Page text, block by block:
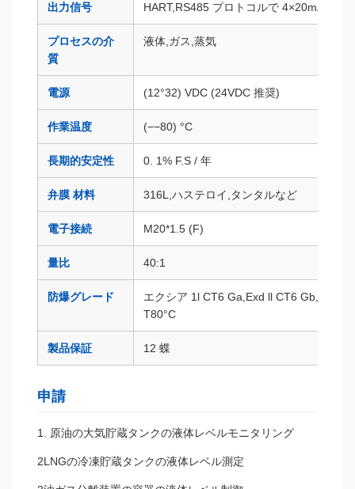
出力信号 HART,RS485 プロトコルで 4×20mA
プロセスの介
質
液体,ガス,蒸気
電源 (12°32) VDC (24VDC 推奨)
作業温度 (−−80) °C
長期的安定性 0. 1% F.S / 年
弁膜 材料 316L,ハステロイ,タンタルなど
電子接続 M20*1.5 (F)
量比 40:1
防爆グレード
エクシア 1l CT6 Ga,Exd ll CT6 Gb,ExtD
T80°C
製品保証 12 蝶
申請
1. 原油の大気貯蔵タンクの液体レベルモニタリング
2LNGの冷凍貯蔵タンクの液体レベル測定